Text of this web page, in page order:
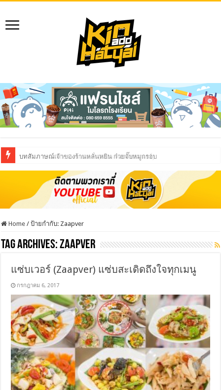
บทสัมภาษณ์เจ้าของร้านหลั่นหยิน ก๋วยจั๊บหมูกรอบ
บทสัมภาษณ์ The Containers (เดอะ คอนเทนเนอร์)
Home / ป้ายกำกับ: Zaapver
Tag Archives:Zaapver
แซ่บเวอร์ (Zaapver) แซ่บสะเดิดถึงใจทุกเมนู
กรกฎาคม 6, 2017